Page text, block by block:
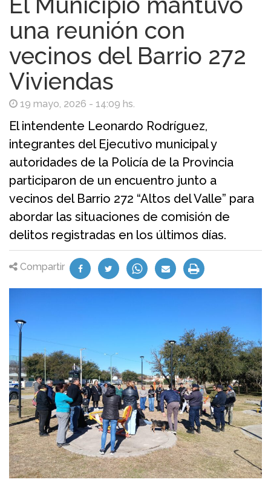
una reunión con
vecinos del Barrio 272
Viviendas
19 mayo, 2026 - 14:09 hs.
El intendente Leonardo Rodríguez,
integrantes del Ejecutivo municipal y
autoridades de la Policía de la Provincia
participaron de un encuentro junto a
vecinos del Barrio 272 “Altos del Valle” para
abordar las situaciones de comisión de
delitos registradas en los últimos días.
Compartir